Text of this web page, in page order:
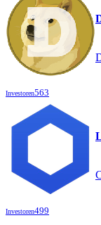
Investoren563
Investoren499